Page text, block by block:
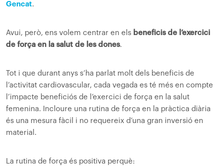
Gencat.
Avui, però, ens volem centrar en els beneficis de l’exercici
de força en la salut de les dones.
Tot i que durant anys s’ha parlat molt dels beneficis de
l’activitat cardiovascular, cada vegada es té més en compte
l’impacte beneficiós de l’exercici de força en la salut
femenina. Incloure una rutina de força en la pràctica diària
és una mesura fàcil i no requereix d’una gran inversió en
material.
La rutina de força és positiva perquè: